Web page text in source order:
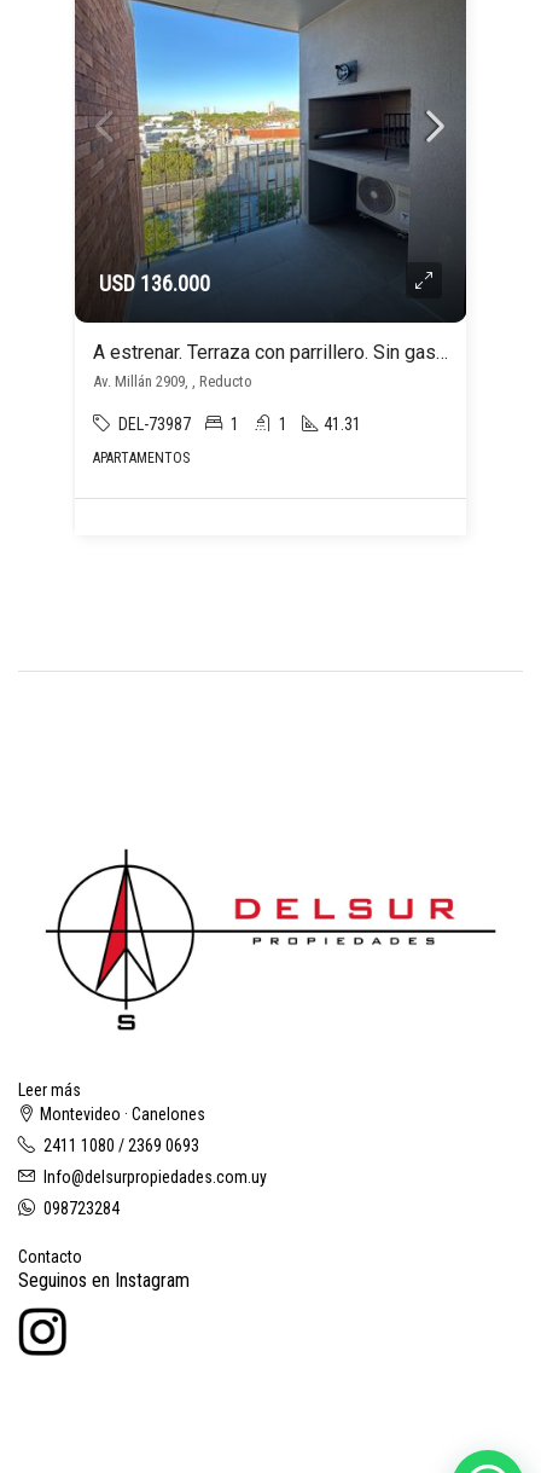
USD 136.000
A estrenar. Terraza con parrillero. Sin gastos de ocupación!
Av. Millán 2909, , Reducto
DEL-73987 1 1 41.31
APARTAMENTOS
Leer más
Montevideo · Canelones
2411 1080 / 2369 0693
Info@delsurpropiedades.com.uy
098723284
Contacto
Seguinos en Instagram